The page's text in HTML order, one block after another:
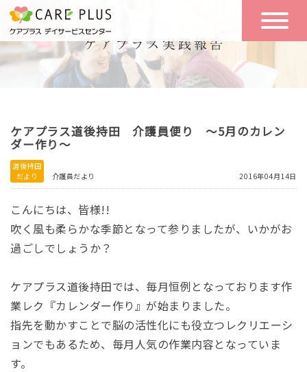
こんな方に
おすすめ
一日の流れ
一日体験
空き状況
実践報告
リクルート
お問い合わせ
ケアプラス道後持田 介護員便り ～5月のカレン
ダー作り～
道後持田
だより
介護員だより 2016年04月14日
こんにちは、皆様!!
吹く風も柔らかな季節となって参りましたが、いかがお
過ごしでしょうか？
ケアプラス道後持田では、毎月恒例となっております作
業レク『カレンダー作り』が始まりました。
指先を動かすことで脳の活性化にも役立つレクリエーシ
ョンでもあるため、毎月人気の作業内容となっていま
す。